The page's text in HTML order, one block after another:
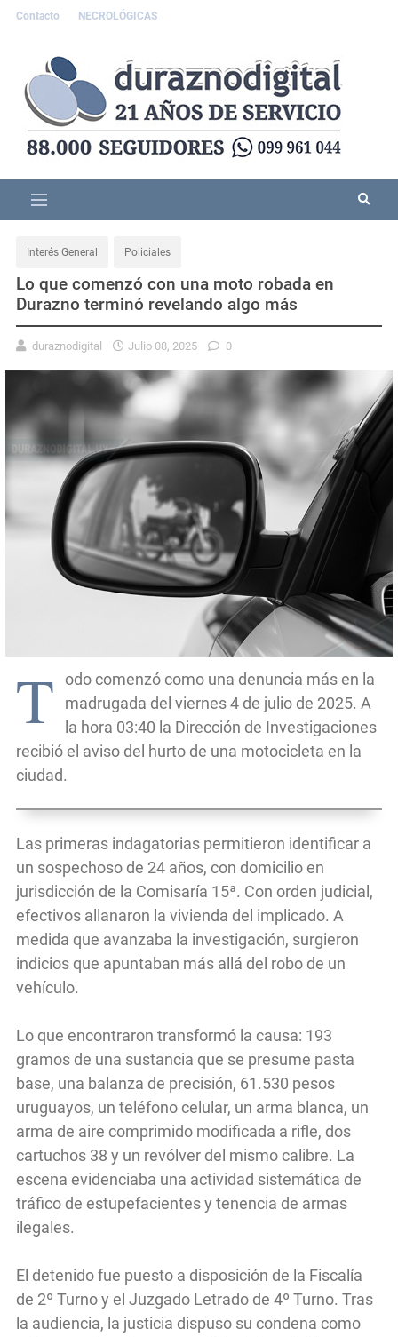
Contacto NECROLÓGICAS
Interés General Policiales
Lo que comenzó con una moto robada en
Durazno terminó revelando algo más
duraznodigital Julio 08, 2025 0
T
odo comenzó como una denuncia más en la
madrugada del viernes 4 de julio de 2025. A
la hora 03:40 la Dirección de Investigaciones
recibió el aviso del hurto de una motocicleta en la
ciudad.
Las primeras indagatorias permitieron identificar a
un sospechoso de 24 años, con domicilio en
jurisdicción de la Comisaría 15ª. Con orden judicial,
efectivos allanaron la vivienda del implicado. A
medida que avanzaba la investigación, surgieron
indicios que apuntaban más allá del robo de un
vehículo.
Lo que encontraron transformó la causa: 193
gramos de una sustancia que se presume pasta
base, una balanza de precisión, 61.530 pesos
uruguayos, un teléfono celular, un arma blanca, un
arma de aire comprimido modificada a rifle, dos
cartuchos 38 y un revólver del mismo calibre. La
escena evidenciaba una actividad sistemática de
tráfico de estupefacientes y tenencia de armas
ilegales.
El detenido fue puesto a disposición de la Fiscalía
de 2º Turno y el Juzgado Letrado de 4º Turno. Tras
la audiencia, la justicia dispuso su condena como